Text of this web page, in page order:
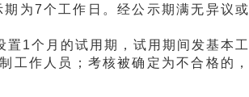
为7个工作日。经公示期满无异议或
1个月的试用期，试用期间发基本工
工作人员；考核被确定为不合格的，